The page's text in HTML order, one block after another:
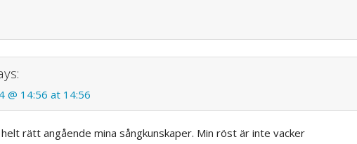
@ 14:56 at 14:56
rätt angående mina sångkunskaper. Min röst är inte vacker